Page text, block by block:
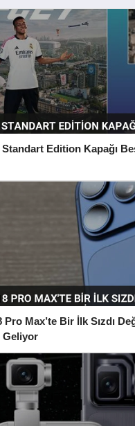
Standart Edition Kapağı
Pro Max’te Bir İlk Sızdı
Geliyor